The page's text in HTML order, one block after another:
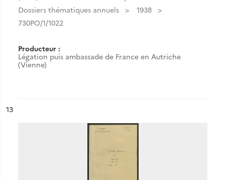
Dossiers thématiques annuels
1938
730PO/1/1022
Producteur :
Légation puis ambassade de France en Autriche
(Vienne)
n°
13